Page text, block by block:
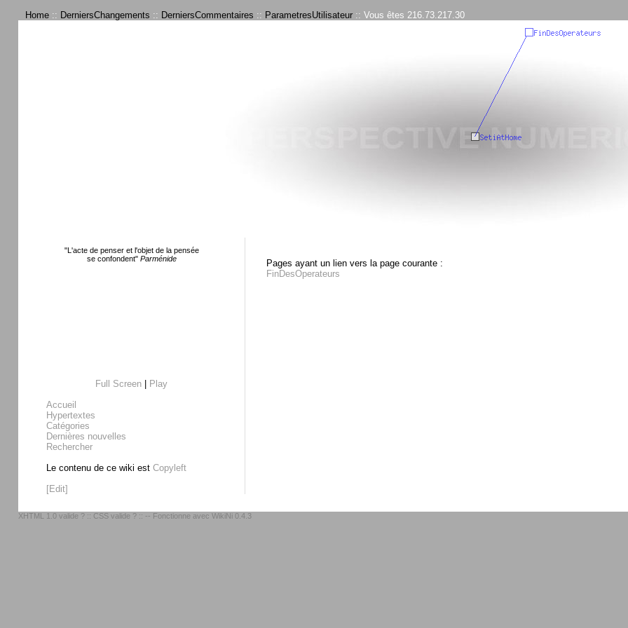
Home :: DerniersChangements :: DerniersCommentaires :: ParametresUtilisateur :: Vous êtes 216.73.217.30
"L'acte de penser et l'objet de la pensée
se confondent"Parménide
Full Screen
Play
Accueil
Hypertextes
Catégories
Dernières nouvelles
Rechercher
Le contenu de ce wiki est Copyleft
[Edit]
Pages ayant un lien vers la page courante :
FinDesOperateurs
XHTML 1.0 valide ? :: CSS valide ? :: -- Fonctionne avec WikiNi 0.4.3